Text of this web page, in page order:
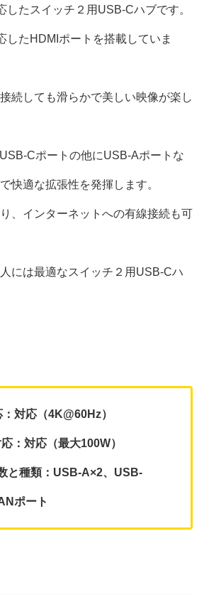
したスイッチ２用USB-Cハブです。
したHDMIポートを搭載していま
続しても滑らかで美しい映像が楽し
Cポートの他にUSB-Aポートな
快適な拡張性を発揮します。
、インターネットへの有線接続も可
には最適なスイッチ２用USB-Cハ
対応（4K@60Hz）
：対応（最大100W）
と種類：USB-A×2、USB-
ポート